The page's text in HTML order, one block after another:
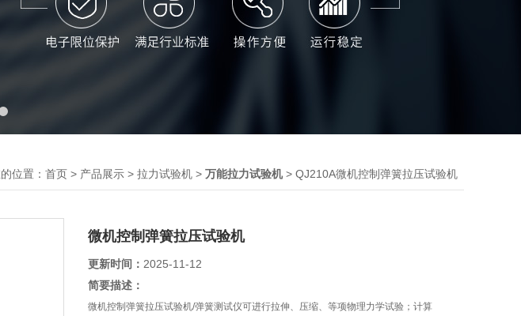
位置： 首页 > 产品展示 > 拉力试验机 > 万能拉力试验机> QJ210A微机控制弹簧拉压试验机
微机控制弹簧拉压试验机
更新时间： 2025-11-12
简要描述：
微机控制弹簧拉压试验机/弹簧测试仪可进行拉伸、压缩、等项物理力学试验；计算